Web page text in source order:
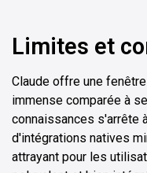
Limites et
Claude offre une
immense comparée à
connaissances s'arrête
d'intégrations natives
attrayant pour les